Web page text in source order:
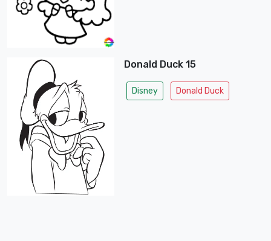
Donald Duck 15
Disney Donald Duck